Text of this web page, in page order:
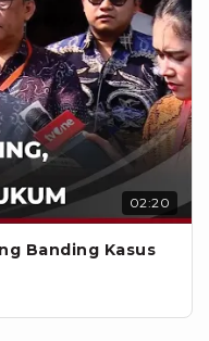
02:20
Banding Kasus